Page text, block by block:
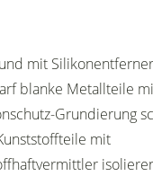
mit
blanke Metallteile
Grundierung
mit